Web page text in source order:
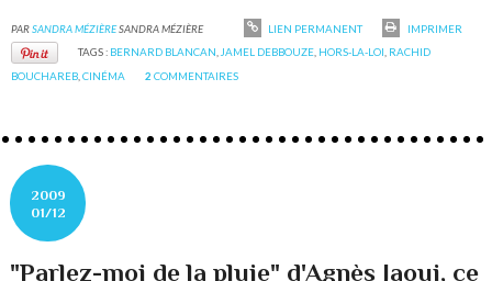
PARSANDRA MÉZIÈRESANDRA MÉZIÈRE LIEN PERMANENT
IMPRIMER
TAGS : BERNARD BLANCAN,JAMEL DEBBOUZE, HORS-LA-LOI, RACHID
BOUCHAREB,CINÉMA 2 COMMENTAIRES
2009
01/12
"Parlez-moi de la pluie" d'Agnès Jaoui, ce